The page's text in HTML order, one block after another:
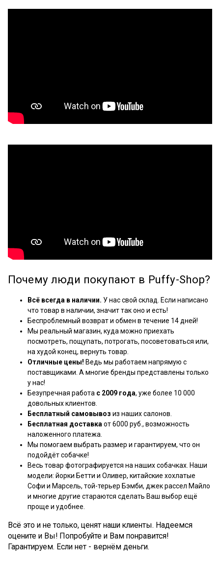
Почему люди покупают в Puffy-Shop?
Всё всегда в наличии. У нас свой склад. Если написано
что товар в наличии, значит так оно и есть!
Беспроблемный возврат и обмен в течение 14 дней!
Мы реальный магазин, куда можно приехать
посмотреть, пощупать, потрогать, посоветоваться или,
на худой конец, вернуть товар.
Отличные цены! Ведь мы работаем напрямую с
поставщиками. А многие бренды представлены только
у нас!
Безупречная работа с 2009 года, уже более 10 000
довольных клиентов.
Бесплатный самовывоз из наших салонов.
Бесплатная доставка от 6000 руб., возможность
наложенного платежа.
Мы помогаем выбрать размер и гарантируем, что он
подойдёт собачке!
Весь товар фотографируется на наших собачках. Наши
модели: йорки Бетти и Оливер, китайские хохлатые
Софи и Марсель, той-терьер Бэмби, джек рассел Майло
и многие другие стараются сделать Ваш выбор ещё
проще и удобнее.
Всё это и не только, ценят наши клиенты. Надеемся
оцените и Вы! Попробуйте и Вам понравится!
Гарантируем. Если нет - вернём деньги.